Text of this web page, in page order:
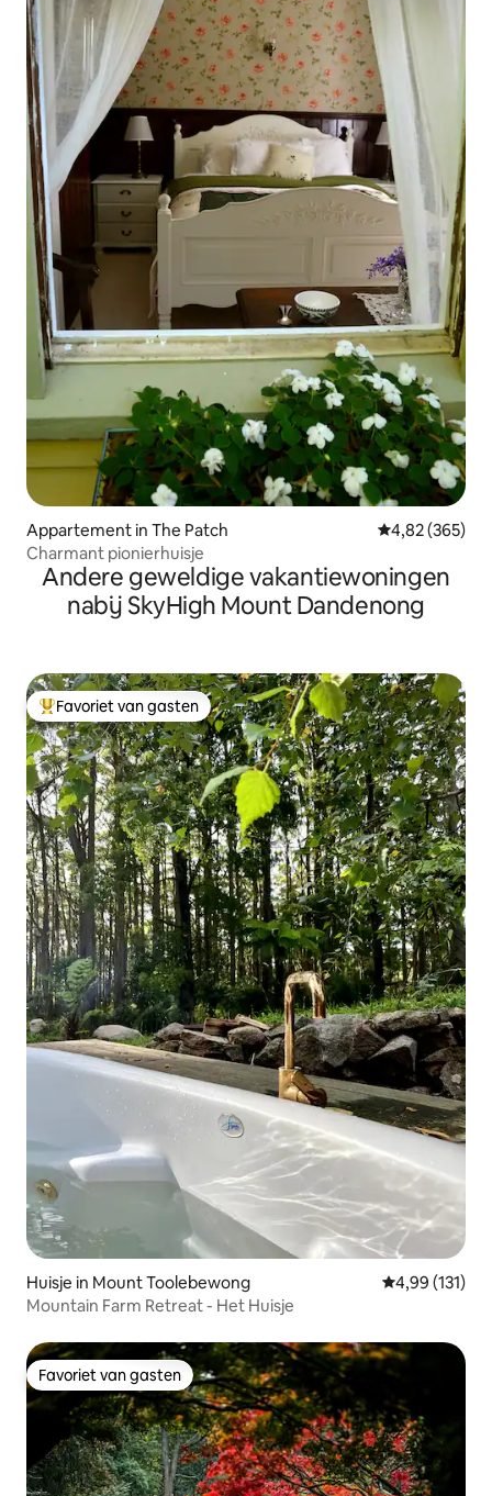
Appartement in The Patch Gemiddelde
4,82 (365)
Charmant pionierhuisje
Andere geweldige vakantiewoningen
nabij SkyHigh Mount Dandenong
Topfavoriet van gasten
Favoriet van gasten
Huisje in Mount Toolebewong Gemiddelde
4,99 (131)
Mountain Farm Retreat - Het Huisje
Favoriet van gasten
Favoriet van gasten